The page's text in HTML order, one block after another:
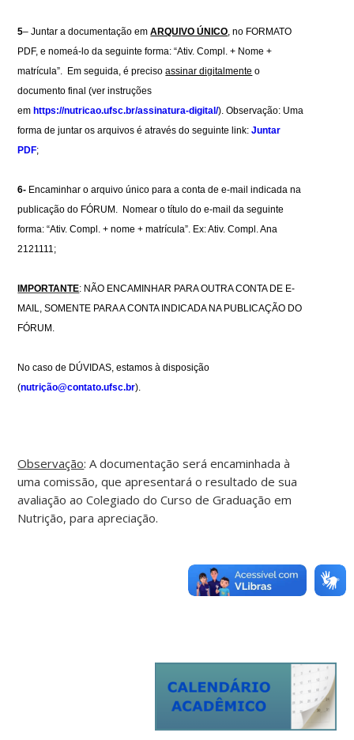
5– Juntar a documentação emARQUIVO ÚNICO , no FORMATO
PDF, e nomeá-lo da seguinte forma: “Ativ. Compl. + Nome +
matrícula”. Em seguida, é precisoassinar digitalmente o
documento final (ver instruções
emhttps://nutricao.ufsc.br/assinatura-digital/). Observação: Uma
forma de juntar os arquivos é através do seguinte link:Juntar
PDF;
6- Encaminhar o arquivo único para a conta de e-mail indicada na
publicação do FÓRUM.
Nomear o título do e-mail da seguinte
forma: “Ativ. Compl. + nome + matrícula”. Ex: Ativ. Compl. Ana
2121111;
IMPORTANTE: NÃO ENCAMINHAR PARA OUTRA CONTA DE E-
MAIL, SOMENTE PARA A CONTA INDICADA NA PUBLICAÇÃO DO
FÓRUM.
No caso de DÚVIDAS, estamos à disposição
(nutrição@contato.ufsc.br).
Observação: A documentação será encaminhada à
uma comissão, que apresentará o resultado de sua
avaliação ao Colegiado do Curso de Graduação em
Nutrição, para apreciação.